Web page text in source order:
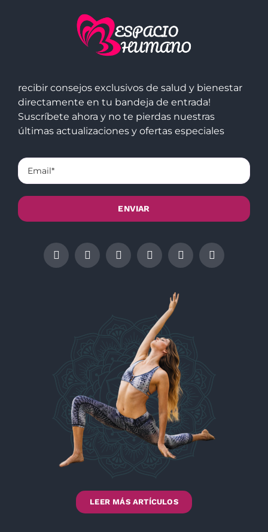
recibir consejos exclusivos de salud y bienestar
directamente en tu bandeja de entrada!
Suscríbete ahora y no te pierdas nuestras
últimas actualizaciones y ofertas especiales
LEER MÁS ARTÍCULOS